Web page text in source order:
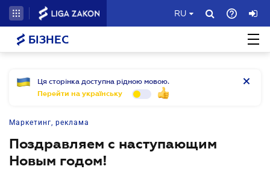
RU
БІЗНЕС
Ця сторінка доступна рідною мовою.
Перейти на українську
Маркетинг, реклама
Поздравляем с наступающим
Новым годом!